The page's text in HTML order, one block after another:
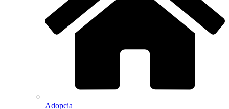
Adopcia